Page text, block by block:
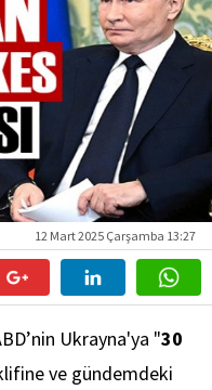
12 Mart 2025 Çarşamba 13:27
Ukrayna'ya "30
ve gündemdeki